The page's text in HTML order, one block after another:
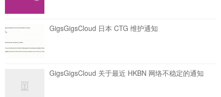
GigsGigsCloud 日本 CTG 维护通知
GigsGigsCloud 关于最近 HKBN 网络不稳定的通知